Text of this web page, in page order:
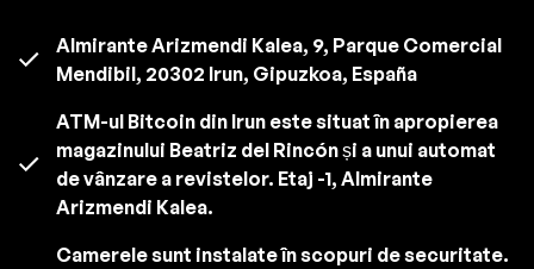
Almirante Arizmendi Kalea, 9, Parque Comercial
Mendibil, 20302 Irun, Gipuzkoa, España
ATM-ul Bitcoin din Irun este situat în apropierea
magazinului Beatriz del Rincón și a unui automat
de vânzare a revistelor. Etaj -1, Almirante
Arizmendi Kalea.
Camerele sunt instalate în scopuri de securitate.